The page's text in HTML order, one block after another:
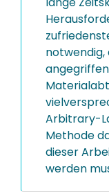
notwendig,
Arbitrary-
Methode
dieser
werden